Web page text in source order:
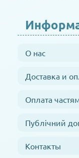
О нас
Доставка и
Оплата
Публічний
Контакты